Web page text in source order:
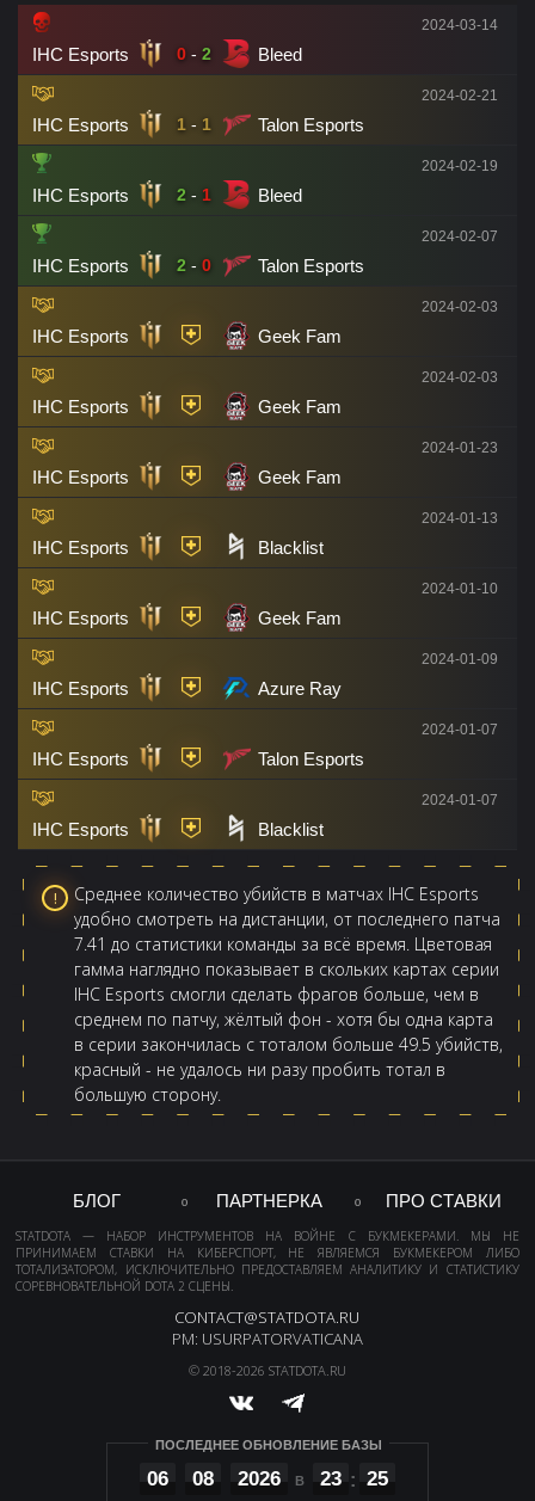
IHC Esports 0 - 2 Bleed
2024-03-14
IHC Esports 1 - 1 Talon Esports
2024-02-21
IHC Esports 2 - 1 Bleed
2024-02-19
IHC Esports 2 - 0 Talon Esports
2024-02-07
IHC Esports Geek Fam
2024-02-03
IHC Esports Geek Fam
2024-02-03
IHC Esports Geek Fam
2024-01-23
IHC Esports Blacklist
2024-01-13
IHC Esports Geek Fam
2024-01-10
IHC Esports Azure Ray
2024-01-09
IHC Esports Talon Esports
2024-01-07
IHC Esports Blacklist
2024-01-07
Среднее количество убийств в матчах IHC Esports
удобно смотреть на дистанции, от последнего патча
7.41 до статистики команды за всё время. Цветовая
гамма наглядно показывает в скольких картах серии
IHC Esports смогли сделать фрагов больше, чем в
среднем по патчу, жёлтый фон - хотя бы одна карта
в серии закончилась с тоталом больше 49.5 убийств,
красный - не удалось ни разу пробить тотал в
большую сторону.
БЛОГ ПАРТНЕРКА ПРО СТАВКИ
STATDOTA — НАБОР ИНСТРУМЕНТОВ НА ВОЙНЕ С БУКМЕКЕРАМИ. МЫ НЕ
ПРИНИМАЕМ СТАВКИ НА КИБЕРСПОРТ, НЕ ЯВЛЯЕМСЯ БУКМЕКЕРОМ ЛИБО
ТОТАЛИЗАТОРОМ, ИСКЛЮЧИТЕЛЬНО ПРЕДОСТАВЛЯЕМ АНАЛИТИКУ И СТАТИСТИКУ
СОРЕВНОВАТЕЛЬНОЙ DOTA 2 СЦЕНЫ.
CONTACT@STATDOTA.RU
PM: USURPATORVATICANA
© 2018-2026 STATDOTA.RU
ПОСЛЕДНЕЕ ОБНОВЛЕНИЕ БАЗЫ
06 08 2026 23 25